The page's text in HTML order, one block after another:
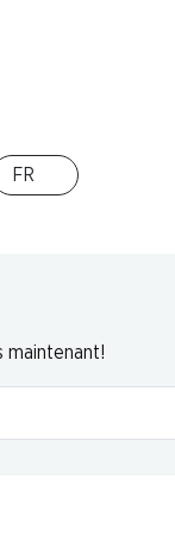
FR
maintenant!